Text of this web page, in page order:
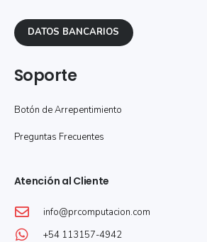
DATOS BANCARIOS
Soporte
Botón de Arrepentimiento
Preguntas Frecuentes
Atención al Cliente
info@prcomputacion.com
+54 113157-4942